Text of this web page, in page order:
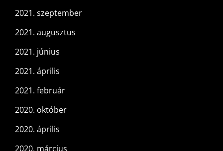
2021. szeptember
2021. augusztus
2021. június
2021. április
2021. február
2020. október
2020. április
2020. március